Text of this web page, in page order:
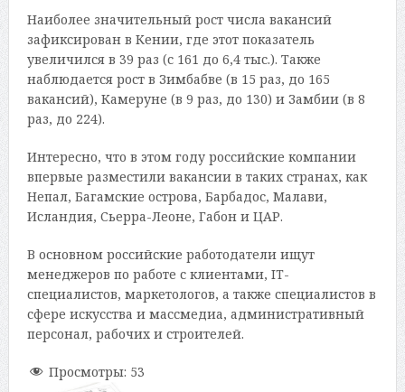
Наиболее значительный рост числа вакансий
зафиксирован в Кении, где этот показатель
увеличился в 39 раз (с 161 до 6,4 тыс.). Также
наблюдается рост в Зимбабве (в 15 раз, до 165
вакансий), Камеруне (в 9 раз, до 130) и Замбии (в 8
раз, до 224).
Интересно, что в этом году российские компании
впервые разместили вакансии в таких странах, как
Непал, Багамские острова, Барбадос, Малави,
Исландия, Сьерра-Леоне, Габон и ЦАР.
В основном российские работодатели ищут
менеджеров по работе с клиентами, IT-
специалистов, маркетологов, а также специалистов в
сфере искусства и массмедиа, административный
персонал, рабочих и строителей.
Просмотры: 53